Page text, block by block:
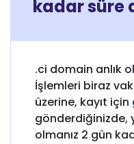
kadar süre
.ci domain anlık
İşlemleri biraz
üzerine, kayıt
gönderdiğinizde,
olmanız 2 gün